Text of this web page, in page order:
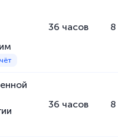
доступно на
курса, удобная
не возникло
36 часов 8
36 часов 8